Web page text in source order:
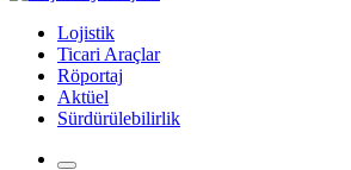
Lojistik
Ticari Araçlar
Röportaj
Aktüel
Sürdürülebilirlik